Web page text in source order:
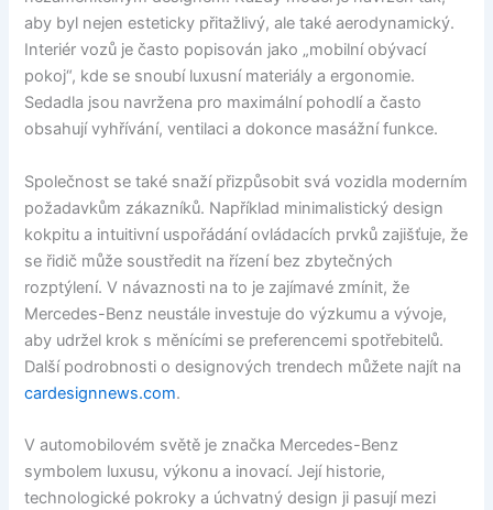
aby byl nejen esteticky přitažlivý, ale také aerodynamický.
Interiér vozů je často popisován jako „mobilní obývací
pokoj“, kde se snoubí luxusní materiály a ergonomie.
Sedadla jsou navržena pro maximální pohodlí a často
obsahují vyhřívání, ventilaci a dokonce masážní funkce.
Společnost se také snaží přizpůsobit svá vozidla moderním
požadavkům zákazníků. Například minimalistický design
kokpitu a intuitivní uspořádání ovládacích prvků zajišťuje, že
se řidič může soustředit na řízení bez zbytečných
rozptýlení. V návaznosti na to je zajímavé zmínit, že
Mercedes-Benz neustále investuje do výzkumu a vývoje,
aby udržel krok s měnícími se preferencemi spotřebitelů.
Další podrobnosti o designových trendech můžete najít na
cardesignnews.com.
V automobilovém světě je značka Mercedes-Benz
symbolem luxusu, výkonu a inovací. Její historie,
technologické pokroky a úchvatný design ji pasují mezi